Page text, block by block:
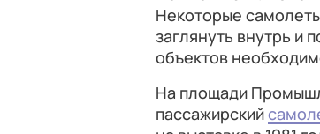
Некоторые
заглянуть внутрь и
объектов
На площади
пассажирский